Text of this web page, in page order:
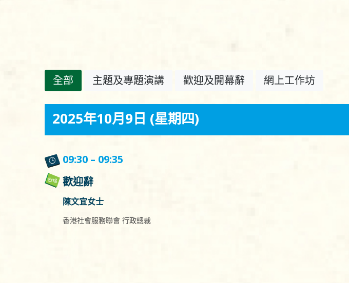
全部 主題及專題演講 歡迎及開幕辭 網上工作坊
2025年10月9日 (星期四)
09:30 – 09:35
歡迎辭
陳文宜女士
香港社會服務聯會 行政總裁